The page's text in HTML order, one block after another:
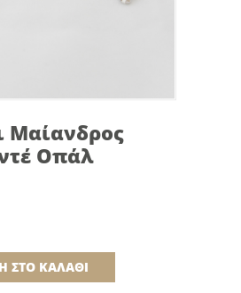
Μαίανδρος
Οπάλ
ΣΤΟ ΚΑΛΆΘΙ